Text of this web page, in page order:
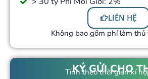
LIÊN HỆ
Không bao gồm phí làm thủ
KÝ GỬI CHO
Tính theo thời gian kí